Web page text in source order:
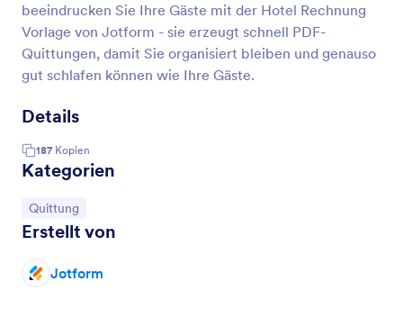
beeindrucken Sie Ihre Gäste mit der Hotel Rechnung
Vorlage von Jotform - sie erzeugt schnell PDF-
Quittungen, damit Sie organisiert bleiben und genauso
gut schlafen können wie Ihre Gäste.
Details
187 Kopien
Kategorien
Zur Kategorie:
Quittung
Erstellt von
Jotform